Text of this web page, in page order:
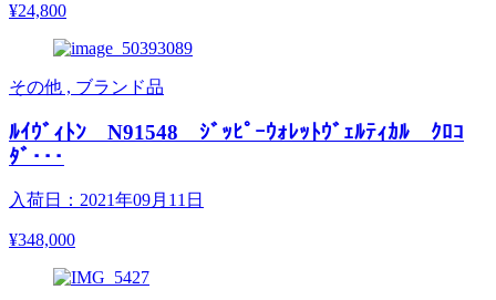
¥24,800
その他 , ブランド品
ﾙｲｳﾞｨﾄﾝ N91548 ｼﾞｯﾋﾟｰｳｫﾚｯﾄｳﾞｪﾙﾃｨｶﾙ ｸﾛｺ
ﾀﾞ･･･
入荷日：2021年09月11日
¥348,000